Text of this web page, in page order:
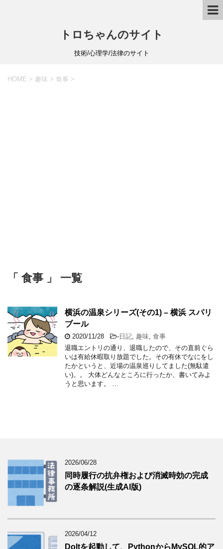
トロちゃんのサイト
技術/心理学/法律のサイト
HOME > 趣味 > 食事 >
「 食事 」 一覧
横浜の温泉シリーズ(その1) – 横浜 スパリ
ブール
2020/11/28 - 日記, 趣味, 食事
退職エントリの通り、退職したので、その直前ぐら
いは有給休暇取り放題でした。その有休でなにをし
たかというと、近場の温泉巡りしてました(無駄遣
い)。。 大体どんなところに行ったか、書いてみよ
うと思います。 …
2026/06/28
同時履行の抗弁権および消滅時効の完成
の逐条解説(生成AI版)
2026/04/12
Doltを起動して、PythonからMySQL的ア